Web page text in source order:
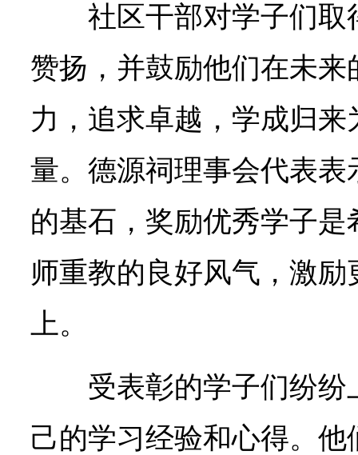
社区干部对学子们
赞扬，并鼓励他们在未
力，追求卓越，学成归
量。德源祠理事会代表
的基石，奖励优秀学子
师重教的良好风气，激
上。
受表彰的学子们纷
己的学习经验和心得。